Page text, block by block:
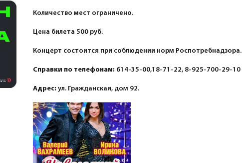
Количество мест ограничено.
Цена билета 500 руб.
Концерт состоится при соблюдении норм Роспотребнадзора.
Справки по телефонам: 614-35-00,18-71-22, 8-925-700-29-10
Адрес: ул. Гражданская, дом 92.